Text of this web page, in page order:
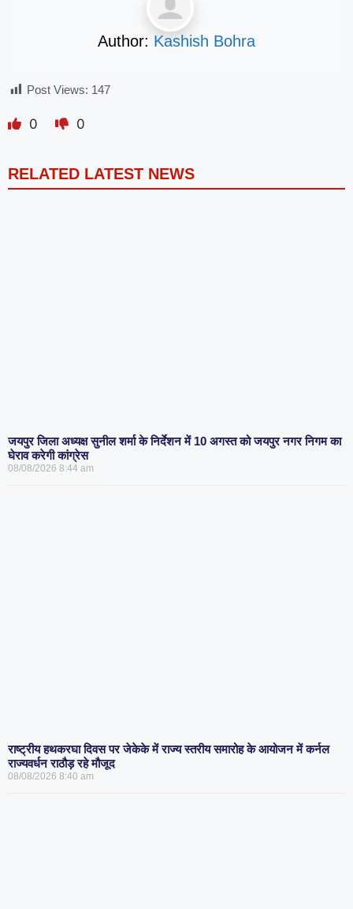
Author: Kashish Bohra
Post Views: 147
0 0
RELATED LATEST NEWS
जयपुर जिला अध्यक्ष सुनील शर्मा के निर्देशन में 10 अगस्त को जयपुर नगर निगम का
घेराव करेगी कांग्रेस
08/08/2026 8:44 am
राष्ट्रीय हथकरघा दिवस पर जेकेके में राज्य स्तरीय समारोह के आयोजन में कर्नल
राज्यवर्धन राठौड़ रहे मौजूद
08/08/2026 8:40 am